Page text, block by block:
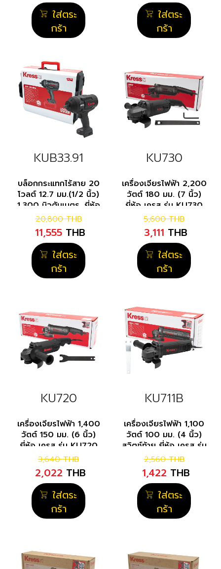
ใส่ตระ
กร้า
ใส่ตระ
กร้า
KUB33.91
บล็อกกระแทกไร้สาย 20
โวลต์ 12.7 มม.(1/2 นิ้ว)
1,300 นิวตันเมตร. ยี่ห้อ
เครส รุ่น KUB33.91
20,800 THB
11,555 THB
ใส่ตระ
กร้า
KU730
เครื่องเจียรไฟฟ้า 2,200
วัตต์ 180 มม. (7 นิ้ว)
ยี่ห้อ เครส รุ่น KU730
5,600 THB
3,111 THB
ใส่ตระ
กร้า
KU720
เครื่องเจียรไฟฟ้า 1,400
วัตต์ 150 มม. (6 นิ้ว)
ยี่ห้อ เครส รุ่น KU720
3,640 THB
2,022 THB
ใส่ตระ
กร้า
KU711B
เครื่องเจียรไฟฟ้า 1,100
วัตต์ 100 มม. (4 นิ้ว)
สวิตช์ท้าย ยี่ห้อ เครส รุ่น
KU711B
2,560 THB
1,422 THB
ใส่ตระ
กร้า